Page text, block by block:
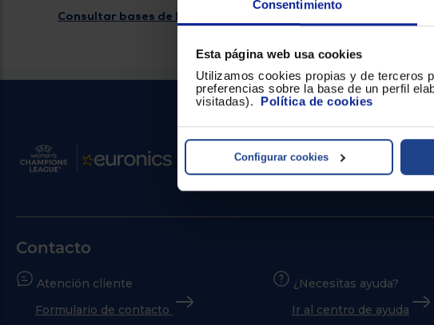
Consentimiento
Esta página web usa cookies
Utilizamos cookies propias y de terceros
preferencias sobre la base de un perfil
visitadas). Política de cookies
Configurar cookies
Consultar bases de la promoción
Contacto
Atención cliente
Formulario de contacto
¿Necesitas ayuda?
Ir al centro de ayuda